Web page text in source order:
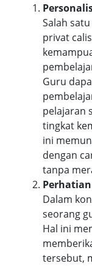
Salah
privat
Guru
pelajaran
tingkat
ini
dengan
tanpa
Dalam
seorang
Hal ini
tersebut,